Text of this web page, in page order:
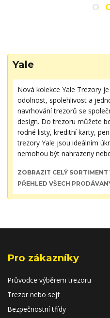
Yale
Nová kolekce Yale Trezory
odolnost, spolehlivost a
navrhování trezorů se
design. Do trezoru můžete
rodné listy, kreditní karty,
trezory Yale jsou ideálním
nemohou být nahrazeny
ZOBRAZIT CELÝ SORTIMENT
PŘEHLED VŠECH
Pro zákazníky
Průvodce výběrem trezoru
Trezor nebo sejf
Bezpečnostní třídy